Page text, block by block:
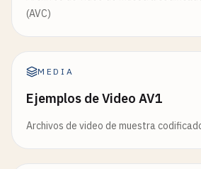
(AVC)
MEDIA
Ejemplos de Video AV1
Archivos de video de muestra